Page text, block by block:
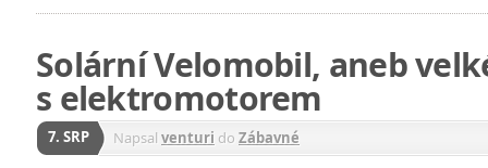
Solární Velomobil, aneb
s elektromotorem
7. SRP Napsal venturi do Zábavné